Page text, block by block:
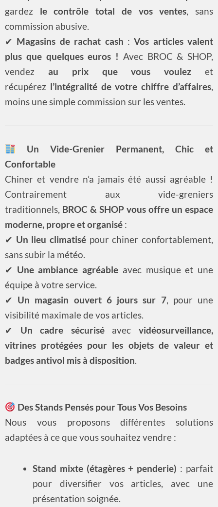
gardez le contrôle total de vos ventes, sans
commission abusive.
✔ Magasins de rachat cash :Vos articles valent
plus que quelques euros ! Avec BROC & SHOP,
vendez au prix que vous voulez et
récupérez l’intégralité de votre chiffre d’affaires,
moins une simple commission sur les ventes.
Un Vide-Grenier Permanent, Chic et
Confortable
Chiner et vendre n’a jamais été aussi agréable !
Contrairement aux vide-greniers
traditionnels, BROC & SHOP vous offre un espace
moderne, propre et organisé :
✔ Un lieu climatisé pour chiner confortablement,
sans subir la météo.
✔ Une ambiance agréable avec musique et une
équipe à votre service.
✔ Un magasin ouvert 6 jours sur 7, pour une
visibilité maximale de vos articles.
✔ Un cadre sécuriséavecvidéosurveillance,
vitrines protégées pour les objets de valeur et
badges antivol mis à disposition.
Des Stands Pensés pour Tous Vos Besoins
Nous vous proposons différentes solutions
adaptées à ce que vous souhaitez vendre :
Stand mixte (étagères + penderie) : parfait
pour diversifier vos articles, avec une
présentation soignée.